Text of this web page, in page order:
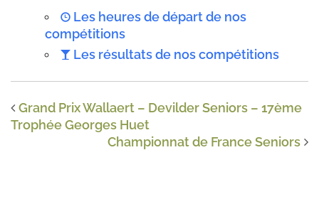
Les heures de départ de nos
compétitions
Les résultats de nos compétitions
Grand Prix Wallaert – Devilder Seniors – 17ème
Trophée Georges Huet
Championnat de France Seniors